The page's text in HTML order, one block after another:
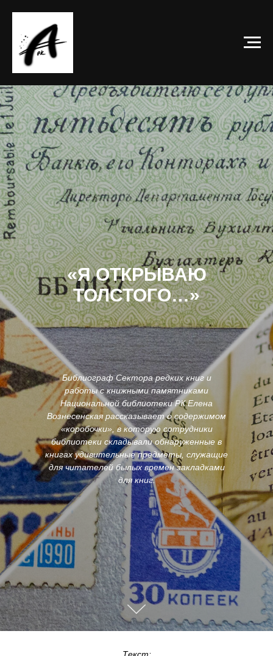
«Я ОТКРЫВАЮ
ТОЛСТОГО…»
Библиограф Сектора редких книг и
работы с книжными памятниками
Национальной библиотеки РК Елена
Вознесенская рассказывает о содержимом
«коробочки», в которую сотрудники
библиотеки складывали обнаруженные в
книгах удивительные предметы, служащие
для читателей былых времен закладками
для книг.